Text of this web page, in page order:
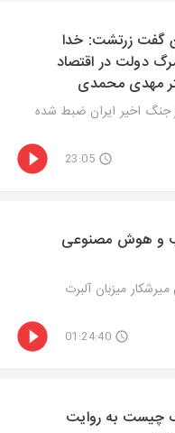
گفت زرتشت: خدا
دولت در اقتصاد
مهدی محمدی
جنگ اخیر ایران ضبط شده
23:05
نورولب و هوش مصنوعی
میزبان آلبرت
01:24:40
پراپتک چیست به روایت